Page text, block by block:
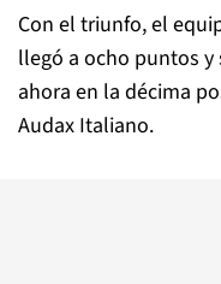
Con el triunfo, el
llegó a ocho puntos
ahora en la décima
Audax Italiano.